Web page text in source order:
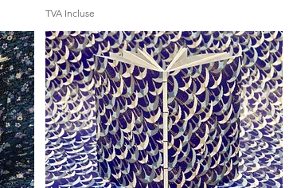
TVA Incluse